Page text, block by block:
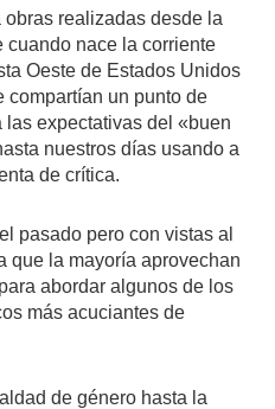
realizadas desde la
cuando nace la corriente
Oeste de Estados Unidos
compartían un punto de
expectativas del «buen
nuestros días usando a
de crítica.
pasado pero con vistas al
que la mayoría aprovechan
abordar algunos de los
más acuciantes de
de género hasta la